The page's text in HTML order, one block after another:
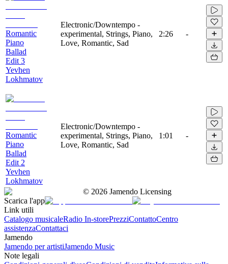
Romantic
Piano
Ballad
Edit 3
Yevhen
Lokhmatov
Electronic/Downtempo -
experimental, Strings, Piano,
Love, Romantic, Sad
2:26 -
Romantic
Piano
Ballad
Edit 2
Yevhen
Lokhmatov
Electronic/Downtempo -
experimental, Strings, Piano,
Love, Romantic, Sad
1:01 -
© 2026 Jamendo Licensing
Scarica l'app
Link utili
Catalogo musicaleRadio In-storePrezziContattoCentro
assistenzaContattaci
Jamendo
Jamendo per artistiJamendo Music
Note legali